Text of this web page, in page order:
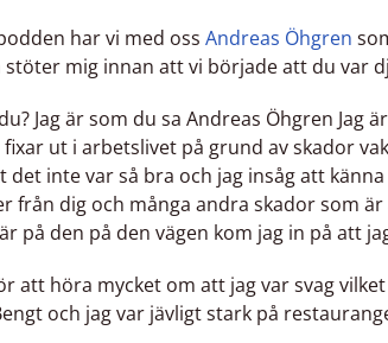
har vi med oss Andreas Öhgren
mig innan att vi började att du var
Jag är som du sa Andreas Öhgren
ut i arbetslivet på grund av skador
det inte var så bra och jag insåg att
från dig och många andra skador som
på den på den vägen kom jag in på att
att höra mycket om att jag var svag
och jag var jävligt stark på